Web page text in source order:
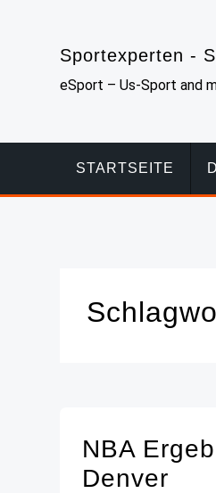
Sportexperten -
eSport – Us-Sport and
STARTSEITE
NBA
Denver